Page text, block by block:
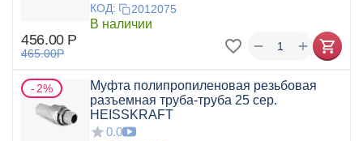
КОД: 2012075
В наличии
456.00 Р
465.00Р +
−
2%
Муфта полипропиленовая резьбовая
разъемная труба-труба 25 сер.
HEISSKRAFT
0.0